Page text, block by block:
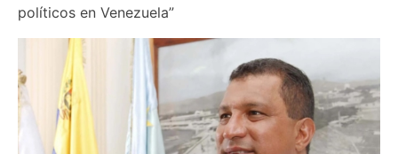
políticos en Venezuela”